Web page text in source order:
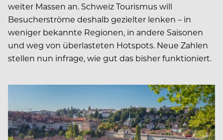
weiter Massen an. Schweiz Tourismus will
Besucherströme deshalb gezielter lenken – in
weniger bekannte Regionen, in andere Saisonen
und weg von überlasteten Hotspots. Neue Zahlen
stellen nun infrage, wie gut das bisher funktioniert.